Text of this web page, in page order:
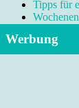
Tipps für
Werbung